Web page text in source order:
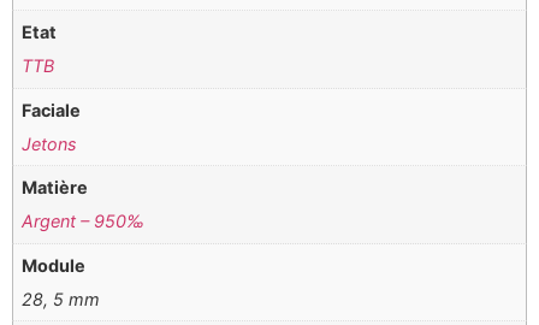
Etat
TTB
Faciale
Jetons
Matière
Argent – 950‰
Module
28, 5 mm